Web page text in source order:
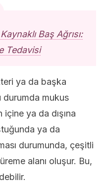
Baş Ağrısı:
Tedavisi
ya da başka
durumda mukus
ya da dışına
ya da
durumunda, çeşitli
alanı oluşur. Bu,